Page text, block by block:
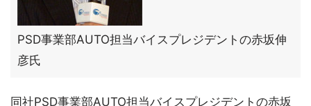
PSD事業部AUTO担当バイスプレジデントの赤坂伸
彦氏
同社PSD事業部AUTO担当バイスプレジデントの赤坂